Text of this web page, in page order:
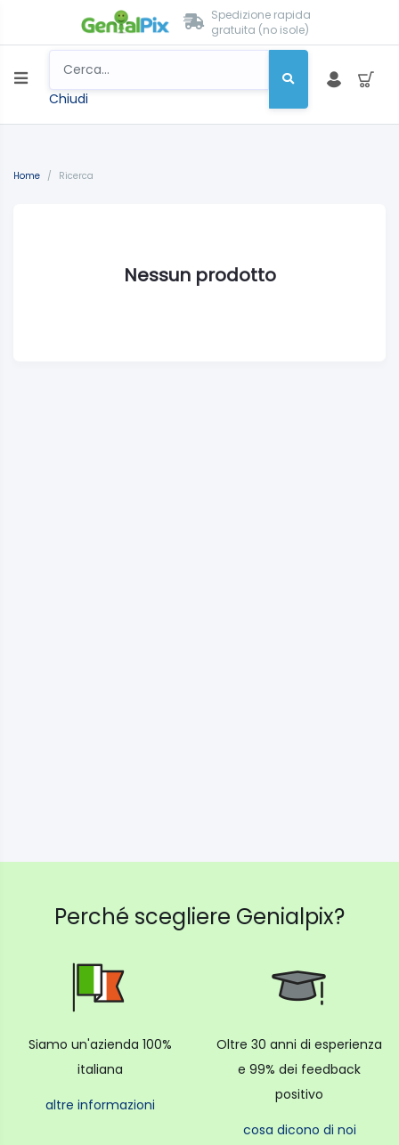
Spedizione rapida
gratuita (no isole)
Chiudi
Home / Ricerca
Nessun prodotto
Perché scegliere Genialpix?
Siamo un'azienda 100%
italiana
altre informazioni
Oltre 30 anni di esperienza
e 99% dei feedback
positivo
cosa dicono di noi